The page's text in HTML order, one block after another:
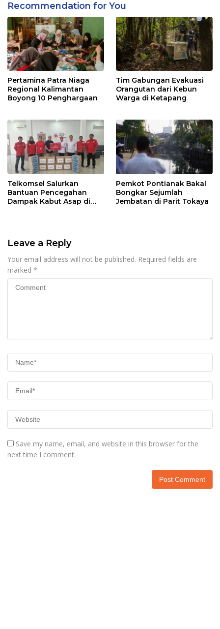
Recommendation for You
Pertamina Patra Niaga
Regional Kalimantan
Boyong 10 Penghargaan
Tim Gabungan Evakuasi
Orangutan dari Kebun
Warga di Ketapang
Telkomsel Salurkan
Bantuan Pencegahan
Dampak Kabut Asap di
Pemkot Pontianak Bakal
Bongkar Sejumlah
Jembatan di Parit Tokaya
Leave a Reply
Your email address will not be published. Required fields are
marked *
Save my name, email, and website in this browser for the
next time I comment.